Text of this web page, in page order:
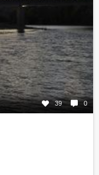
39 0